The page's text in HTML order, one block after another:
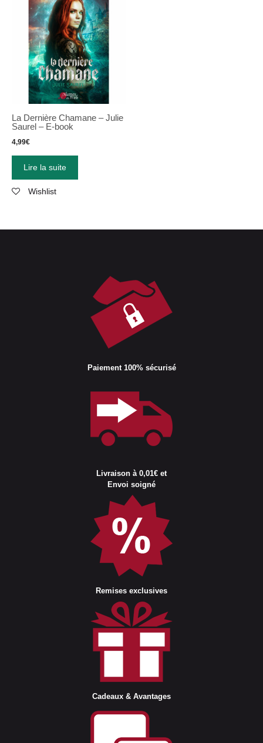
La Dernière Chamane – Julie
Saurel – E-book
4,99€
Lire la suite
Wishlist
Paiement 100% sécurisé
Livraison à 0,01€ et
Envoi soigné
Remises exclusives
Cadeaux & Avantages